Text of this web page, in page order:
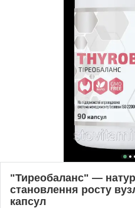
"Тиреобаланс" —
становлення росту
капсул